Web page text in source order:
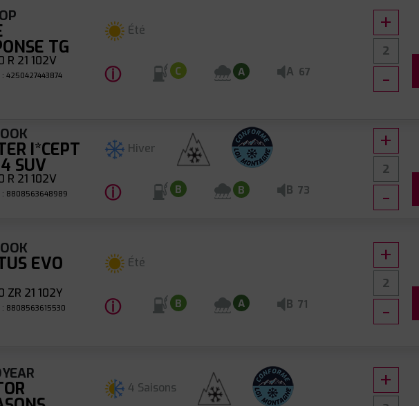
TG
21 102V
: 4250427443874
Été
ⓘ C A A 67
I*CEPT
SUV
21 102V
: 8808563648989
Hiver
ⓘ B B B 73
EVO
21 102Y
: 8808563615530
Été
ⓘ B A B 71
4 Saisons